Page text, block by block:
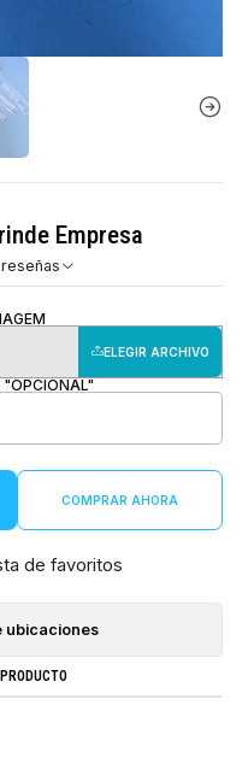
Empresa
4 reseñas
ELEGIR ARCHIVO
COMPRAR AHORA
de favoritos
ubicaciones